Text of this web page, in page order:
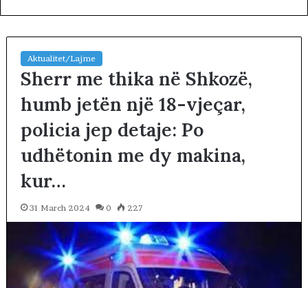
Aktualitet/Lajme
Sherr me thika në Shkozë,
humb jetën një 18-vjeçar,
policia jep detaje: Po
udhëtonin me dy makina,
kur…
31 March 2024 0 227